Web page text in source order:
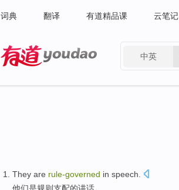
词典 翻译 有道精品课 云笔记
中英
They are rule-governed in speech